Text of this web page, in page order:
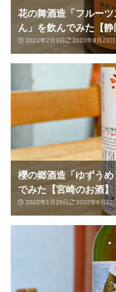
花の舞酒造「フルー
ん」を飲んでみた【
2022年2月3日 2022年8月23日
櫻の郷酒造「ゆずう
でみた【宮崎のお酒】
2022年1月26日 2022年8月23